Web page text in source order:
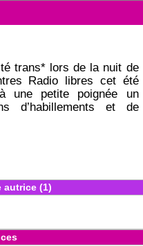
trans* lors de la nuit de
Radio libres cet été
une petite poignée un
d’habillements et de
autrice (1)